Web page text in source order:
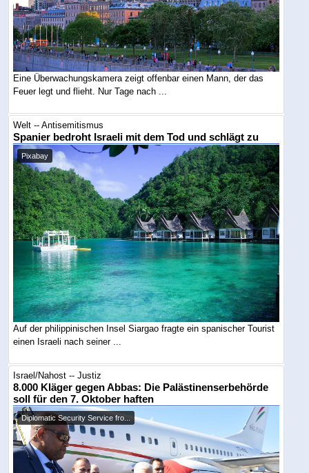
Eine Überwachungskamera zeigt offenbar einen Mann, der das
Feuer legt und flieht. Nur Tage nach ...
Welt -- Antisemitismus
Spanier bedroht Israeli mit dem Tod und schlägt zu
Pixabay
Auf der philippinischen Insel Siargao fragte ein spanischer Tourist
einen Israeli nach seiner ...
Israel/Nahost -- Justiz
8.000 Kläger gegen Abbas: Die Palästinenserbehörde
soll für den 7. Oktober haften
Diplomatic Security Service fro...